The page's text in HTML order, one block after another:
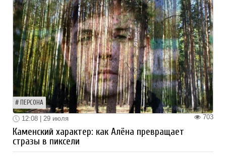
ПЕРСОНА
703
12:08 | 29 июля
Каменский характер: как Алёна превращает
стразы в пиксели